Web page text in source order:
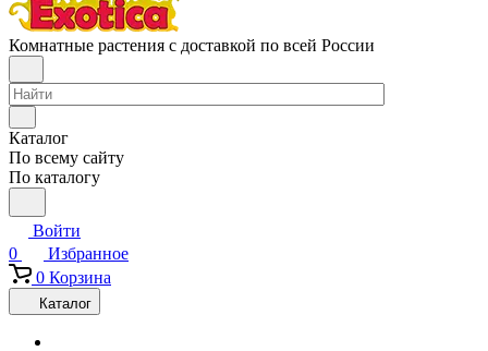
Комнатные растения с доставкой по всей России
Каталог
По всему сайту
По каталогу
Войти
0
Избранное
0 Корзина
Каталог